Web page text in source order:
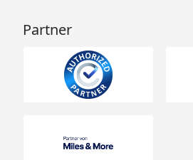
Partner